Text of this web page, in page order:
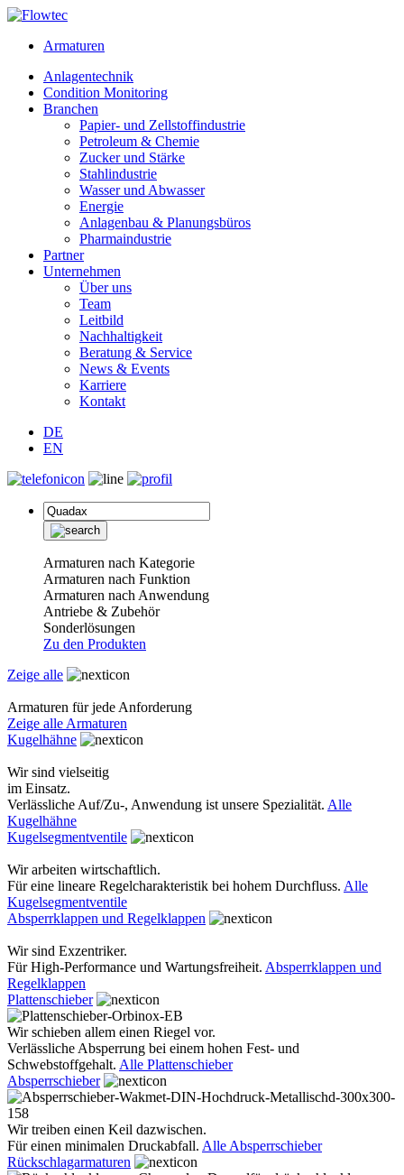
Skip
contentArmaturen
Anlagentechnik
Condition Monitoring
Branchen
Papier- und Zellstoffindustrie
Petroleum & Chemie
Zucker und Stärke
Stahlindustrie
Wasser und Abwasser
Energie
Anlagenbau & Planungsbüros
Pharmaindustrie
Partner
Unternehmen
Über uns
Team
Leitbild
Nachhaltigkeit
Beratung & Service
News & Events
Karriere
Kontakt
DE
EN
Armaturen nach Kategorie
Armaturen nach Funktion
Armaturen nach Anwendung
Antriebe & Zubehör
Sonderlösungen
Zu den Produkten
Zeige alle
Armaturen für jede Anforderung
Zeige alle Armaturen
Kugelhähne
Wir sind vielseitig
im Einsatz.
Verlässliche Auf/Zu-, Anwendung ist unsere Spezialität. Alle
Kugelhähne
Kugelsegmentventile
Wir arbeiten wirtschaftlich.
Für eine lineare Regelcharakteristik bei hohem Durchfluss. Alle
Kugelsegmentventile
Absperrklappen und Regelklappen
Wir sind Exzentriker.
Für High-Performance und Wartungsfreiheit. Absperrklappen und
Regelklappen
Plattenschieber
Wir schieben allem einen Riegel vor.
Verlässliche Absperrung bei einem hohen Fest- und
Schwebstoffgehalt. Alle Plattenschieber
Absperrschieber
Wir treiben einen Keil dazwischen.
Für einen minimalen Druckabfall. Alle Absperrschieber
Rückschlagarmaturen